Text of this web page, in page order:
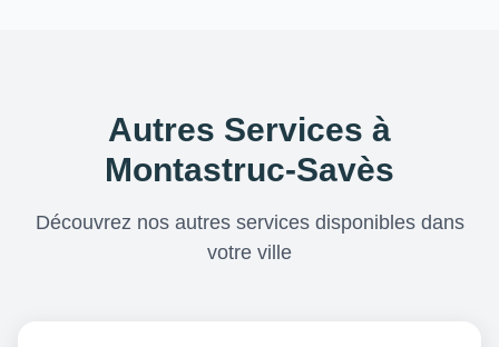
Autres Services à
Montastruc-Savès
Découvrez nos autres services disponibles dans
votre ville